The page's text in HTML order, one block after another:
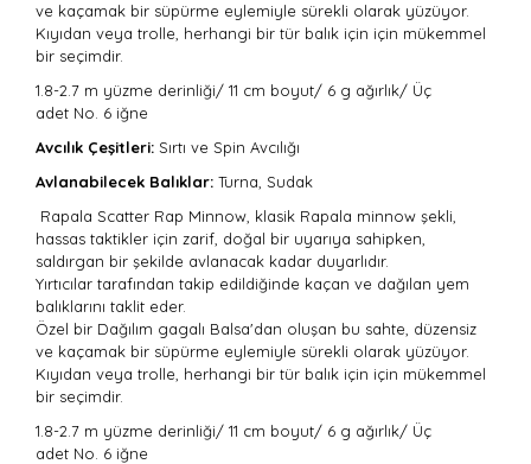
ve kaçamak bir süpürme eylemiyle sürekli olarak yüzüyor.
Kıyıdan veya trolle, herhangi bir tür balık için için mükemmel
bir seçimdir.
1.8-2.7 m yüzme derinliği/ 11 cm boyut/ 6 g ağırlık/ Üç
adet No. 6 iğne
Avcılık Çeşitleri: Sırtı ve Spin Avcılığı
Avlanabilecek Balıklar: Turna, Sudak
Rapala Scatter Rap Minnow, klasik Rapala minnow şekli,
hassas taktikler için zarif, doğal bir uyarıya sahipken,
saldırgan bir şekilde avlanacak kadar duyarlıdır.
Yırtıcılar tarafından takip edildiğinde kaçan ve dağılan yem
balıklarını taklit eder.
Özel bir Dağılım gagalı Balsa'dan oluşan bu sahte, düzensiz
ve kaçamak bir süpürme eylemiyle sürekli olarak yüzüyor.
Kıyıdan veya trolle, herhangi bir tür balık için için mükemmel
bir seçimdir.
1.8-2.7 m yüzme derinliği/ 11 cm boyut/ 6 g ağırlık/ Üç
adet No. 6 iğne